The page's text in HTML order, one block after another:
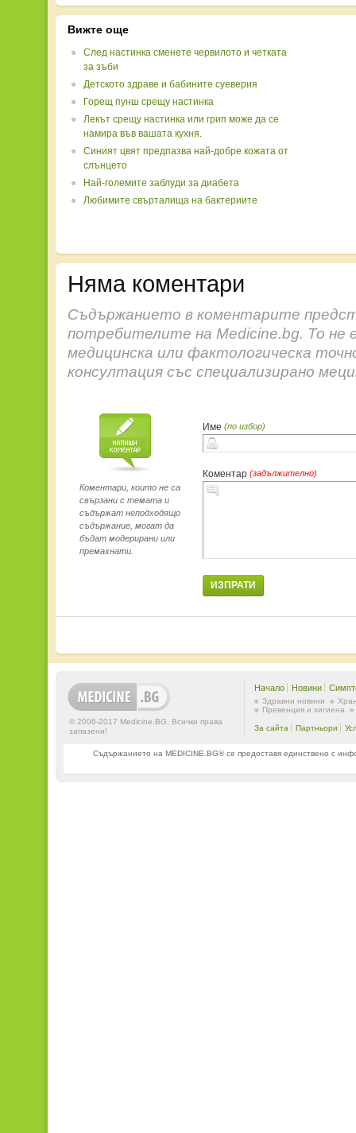
Вижте още
След настинка сменете червилото и четката
за зъби
Детското здраве и бабините суеверия
Горещ пунш срещу настинка
Лекът срещу настинка или грип може да се
намира във вашата кухня.
Синият цвят предпазва най-добре кожата от
слънцето
Най-големите заблуди за диабета
Любимите свърталища на бактериите
Няма коментари
Съдържанието в коментарите
потребителите на Medicine.bg. То не
медицинска или фактологическа
консултация със специализирано
Име (по избор)
Коментар (задължително)
ИЗПРАТИ
Коментари, които не са
свързани с темата и
съдържат неподходящо
съдържание, могат да
бъдат модерирани или
премахнати.
© 2006-2017 Medicine.BG. Всички права
запазени!
Начало Новини
Здравни новини
Превенция и хигиена
За сайта Партньори
Съдържанието на MEDICINE.BG® се предоставя единствено с